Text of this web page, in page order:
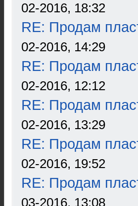
02-2016, 18:32
RE: Продам
02-2016, 14:29
RE: Продам
02-2016, 12:12
RE: Продам
02-2016, 13:29
RE: Продам
02-2016, 19:52
RE: Продам
03-2016, 13:08